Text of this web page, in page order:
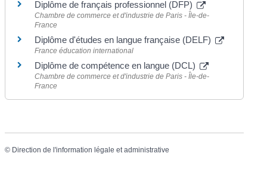
Diplôme de français professionnel (DFP)
Chambre de commerce et d'industrie de Paris - Île-de-
France
Diplôme d'études en langue française (DELF)
France éducation international
Diplôme de compétence en langue (DCL)
Chambre de commerce et d'industrie de Paris - Île-de-
France
© Direction de l'information légale et administrative